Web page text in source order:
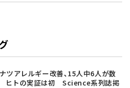
ツアレルギー改善、15人中6人が数
ヒトの実証は初 Science系列誌掲